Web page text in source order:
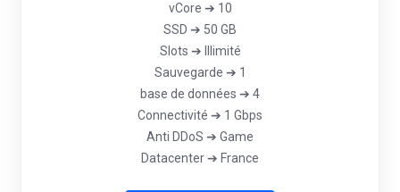
vCore ➔ 10
SSD ➔ 50 GB
Slots ➔ Illimité
Sauvegarde ➔ 1
base de données ➔ 4
Connectivité ➔ 1 Gbps
Anti DDoS ➔ Game
Datacenter ➔ France